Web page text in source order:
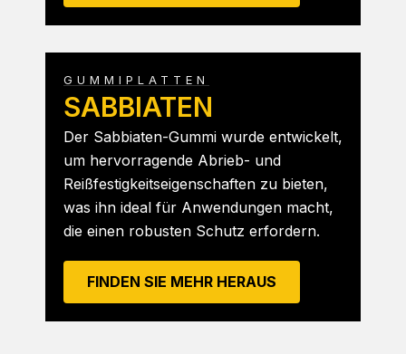
GUMMIPLATTEN
SABBIATEN
Der Sabbiaten-Gummi wurde entwickelt,
um hervorragende Abrieb- und
Reißfestigkeitseigenschaften zu bieten,
was ihn ideal für Anwendungen macht,
die einen robusten Schutz erfordern.
FINDEN SIE MEHR HERAUS